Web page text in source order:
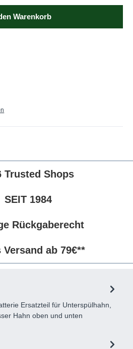
Warenkorb
Trusted Shops
SEIT 1984
Rückgaberecht
ab 79€**
Ersatzteil für Unterspülhahn,
Hahn oben und unten